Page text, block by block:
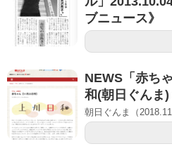
ブニュース》
NEWS「赤ち
和(朝日ぐんま
朝日ぐんま（